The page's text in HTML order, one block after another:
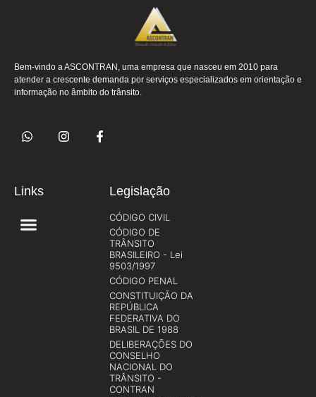
Bem-vindo a ASCONTRAN, uma empresa que nasceu em 2010 para
atender a crescente demanda por serviços especializados em orientação e
informação no âmbito do trânsito.
Links Legislação
CÓDIGO CIVIL
CÓDIGO DE
TRÂNSITO
BRASILEIRO - Lei
9503/1997
CÓDIGO PENAL
CONSTITUIÇÃO DA
REPÚBLICA
FEDERATIVA DO
BRASIL DE 1988
DELIBERAÇÕES DO
CONSELHO
NACIONAL DO
TRÂNSITO -
CONTRAN